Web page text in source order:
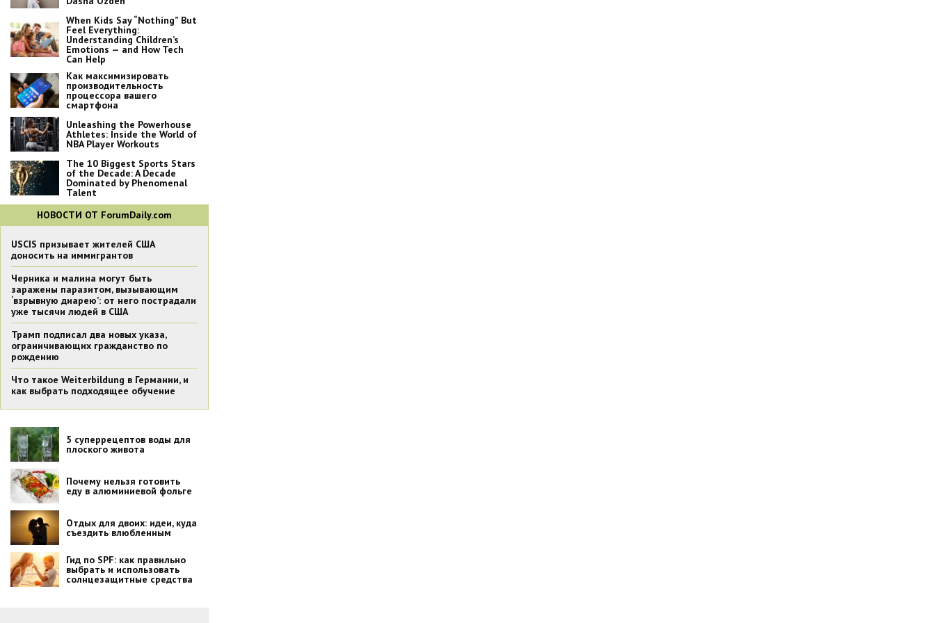
When Kids Say “Nothing” But
Feel Everything:
Understanding Children’s
Emotions — and How Tech
Can Help
Как максимизировать
производительность
процессора вашего
смартфона
Unleashing the Powerhouse
Athletes: Inside the World of
NBA Player Workouts
The 10 Biggest Sports Stars
of the Decade: A Decade
Dominated by Phenomenal
Talent
НОВОСТИ ОТ ForumDaily.com
USCIS призывает жителей США
доносить на иммигрантов
Черника и малина могут быть
заражены паразитом, вызывающим
‘взрывную диарею’: от него пострадали
уже тысячи людей в США
Трамп подписал два новых указа,
ограничивающих гражданство по
рождению
Что такое Weiterbildung в Германии, и
как выбрать подходящее обучение
5 суперрецептов воды для
плоского живота
Почему нельзя готовить
еду в алюминиевой фольге
Отдых для двоих: идеи, куда
съездить влюбленным
Гид по SPF: как правильно
выбрать и использовать
солнцезащитные средства